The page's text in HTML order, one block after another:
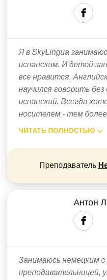
Я в SkyLingua
испанским. И детей
все нравится.
научился говорить
испанский. Всегда
носителем - тем
ЧИТАТЬ ПОЛНОСТЬЮ
Преподаватель
Антон
Занимаюсь немецким с
преподавательницей,